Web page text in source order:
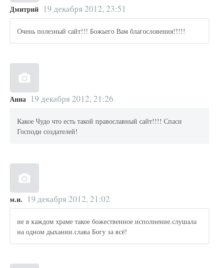
Дмитрий 19 декабря 2012, 23:51
Очень полезный сайт!!! Божьего Вам благословения!!!!!
Анна 19 декабря 2012, 21:26
Какое Чудо что есть такой православный сайт!!!! Спаси
Господи создателей!
м.и. 19 декабря 2012, 21:02
не в каждом храме такое божественное исполнение.слушала
на одном дыхании.слава Богу за всё!